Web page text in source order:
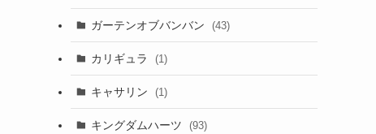
ガーテンオブバンバン (43)
カリギュラ (1)
キャサリン (1)
キングダムハーツ (93)